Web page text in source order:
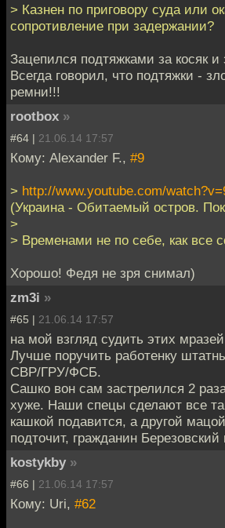
> Казнен по приговору суда или
сопротивление при задержании?
Зацепился подтяжками за косяк и
Всегда говорил, что подтяжки -
ремни!!!
rootbox »
#64 | 21.06.14 17:57
Кому: Alexander F., #9
> http://www.youtube.com/
(Украина - Обитаемый остров.
>
> Временами не по себе, как все
Хорошо! Федя не зря снимал)
zm3i »
#65 | 21.06.14 17:57
на мой взгляд судить этих
Лучше поручить работенку
СВР/ГРУ/ФСБ.
Сашко вон сам застрелился 2
хуже. Наши спецы сделают все
кашкой подавится, а другой
подточит, гражданин Березовский
kostykby »
#66 | 21.06.14 17:57
Кому: Uri, #62